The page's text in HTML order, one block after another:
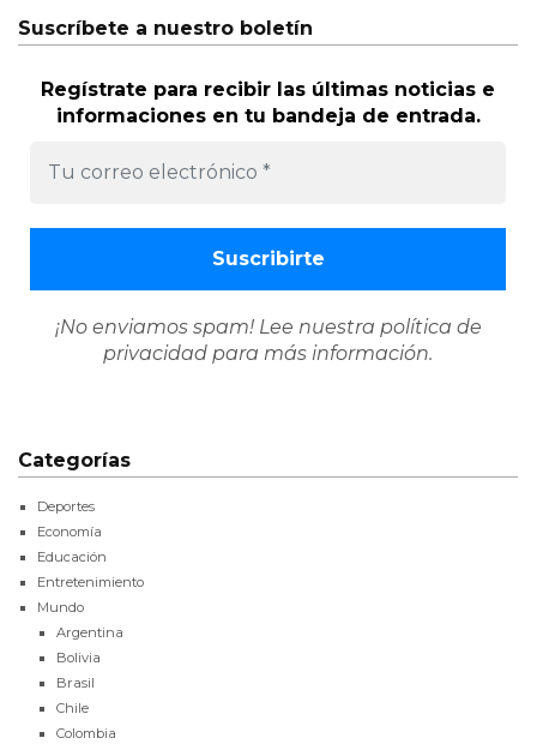
Suscríbete a nuestro boletín
Regístrate para recibir las últimas noticias e
informaciones en tu bandeja de entrada.
¡No enviamos spam! Lee nuestra política de
privacidad para más información.
Categorías
Deportes
Economía
Educación
Entretenimiento
Mundo
Argentina
Bolivia
Brasil
Chile
Colombia